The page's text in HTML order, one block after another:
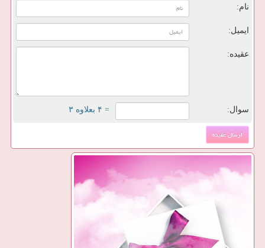
نام:
ایمیل:
عقیده:
سوال: = ۴ بعلاوه ۳